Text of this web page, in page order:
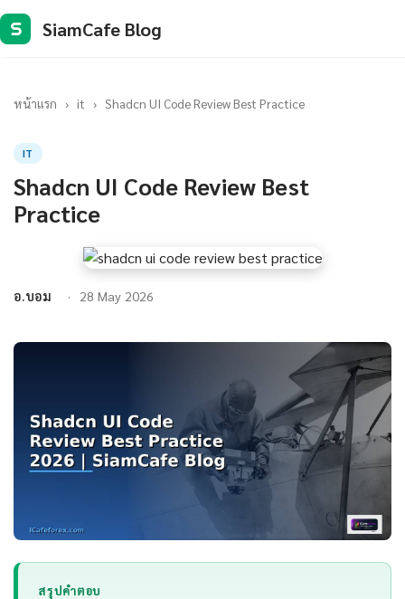
S SiamCafe Blog
หน้าแรก › it › Shadcn UI Code Review Best Practice
IT
Shadcn UI Code Review Best
Practice
อ.บอม 28 May 2026
สรุปคำตอบ